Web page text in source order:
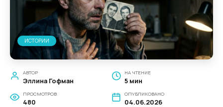
ИСТОРИИ
АВТОР
Эллина Гофман
НА ЧТЕНИЕ
5 мин
ПРОСМОТРОВ
480
ОПУБЛИКОВАНО
04.06.2026